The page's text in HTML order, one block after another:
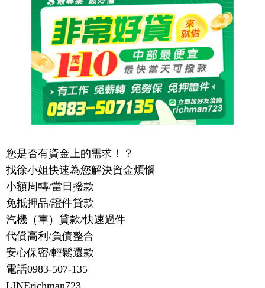
您是否有資金上的需求！？
找徐小姐快速為您解決資金煩惱
小額周轉/當日撥款
免抵押品/證件貸款
汽機（車）貸款/快速過件
代償高利/負債整合
安心保密/輕鬆還款
電話0983-507-135
LINErichman723